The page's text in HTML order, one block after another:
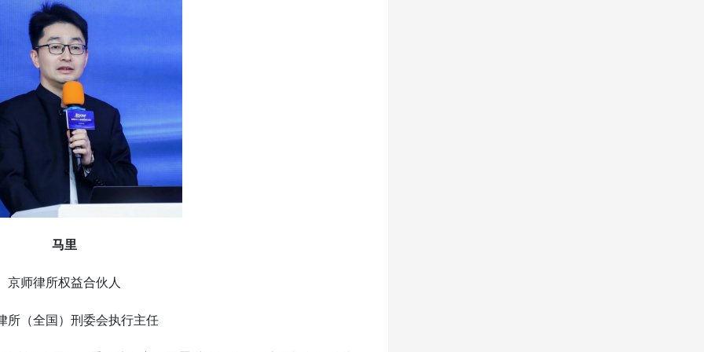
马里
京师律所权益合伙人
所（全国）刑委会执行主任